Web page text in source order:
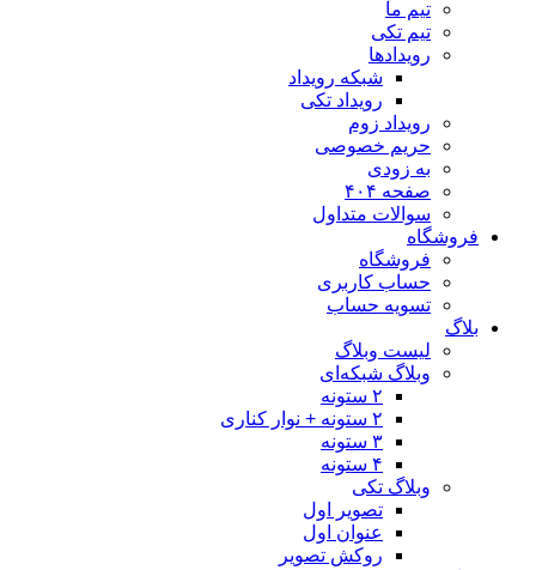
تیم ما
تیم تکی
رویدادها
شبکه رویداد
رویداد تکی
رویداد زوم
حریم خصوصی
به زودی
صفحه ۴۰۴
سوالات متداول
فروشگاه
فروشگاه
حساب کاربری
تسویه حساب
بلاگ
لیست وبلاگ
وبلاگ شبکه‌ای
وبلاگ تکی
تصویر اول
عنوان اول
روکش تصویر